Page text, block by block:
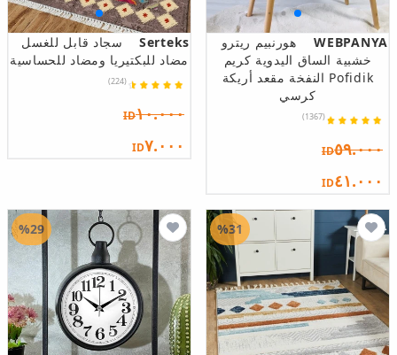
WEBPANYA
هورنبيم ريترو
خشبية الساق اليدوية كريم
Pofidik النفخة مقعد أريكة
كرسي
(1367)
ID٥٩.٠٠٠
ID٤١.٠٠٠
Serteks
سجاد قابل للغسل
مضاد للبكتيريا ومضاد للحساسية
(224)
ID١٠.٠٠٠
ID٧.٠٠٠
%31
%29